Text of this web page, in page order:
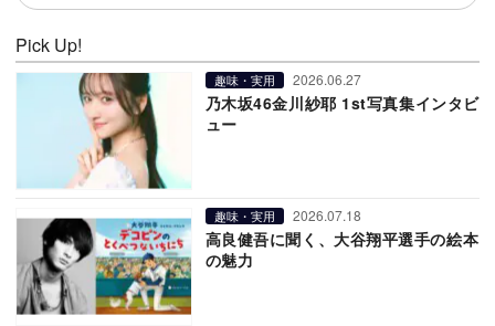
Pick Up!
趣味・実用 2026.06.27
乃木坂46金川紗耶 1st写真集インタビ
ュー
趣味・実用 2026.07.18
高良健吾に聞く、大谷翔平選手の絵本
の魅力